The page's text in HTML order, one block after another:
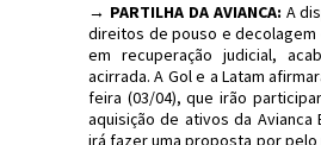
→ PARTILHA DA AVIANCA: A
direitos de pouso e decolagem
em recuperação judicial,
acirrada. A Gol e a Latam
feira (03/04), que irão
aquisição de ativos da Avianca
irá fazer uma proposta por pelo